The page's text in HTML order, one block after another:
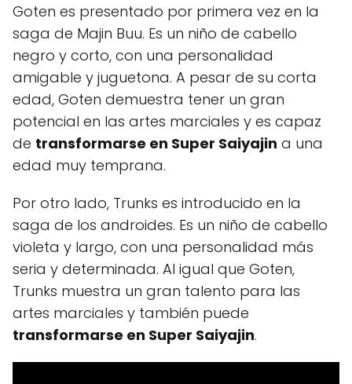
Goten es presentado por primera vez en la
saga de Majin Buu. Es un niño de cabello
negro y corto, con una personalidad
amigable y juguetona. A pesar de su corta
edad, Goten demuestra tener un gran
potencial en las artes marciales y es capaz
de transformarse en Super Saiyajin a una
edad muy temprana.
Por otro lado, Trunks es introducido en la
saga de los androides. Es un niño de cabello
violeta y largo, con una personalidad más
seria y determinada. Al igual que Goten,
Trunks muestra un gran talento para las
artes marciales y también puede
transformarse en Super Saiyajin.